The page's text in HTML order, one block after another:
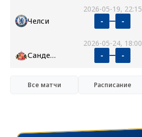
2026-05-19, 22:15
Челси - -
2026-05-24, 18:00
Сандерленд - -
Все матчи Расписание